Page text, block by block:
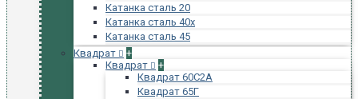
Катанка сталь 20
Катанка сталь 40х
Катанка сталь 45
Квадрат
+
Квадрат
+
Квадрат 60С2А
Квадрат 65Г